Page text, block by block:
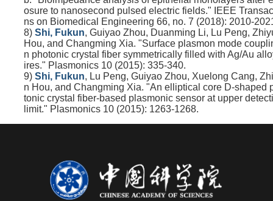
osure to nanosecond pulsed electric fields." IEEE
ns on Biomedical Engineering 66, no. 7 (2018): 2010-
8) Shi, Fukun, Guiyao Zhou, Duanming Li, Lu Peng,
Hou, and Changming Xia. "Surface plasmon mode
n photonic crystal fiber symmetrically filled with Ag/Au
ires." Plasmonics 10 (2015): 335-340.
9) Shi, Fukun, Lu Peng, Guiyao Zhou, Xuelong Cang,
n Hou, and Changming Xia. "An elliptical core D-shaped
tonic crystal fiber-based plasmonic sensor at upper
limit." Plasmonics 10 (2015): 1263-1268.